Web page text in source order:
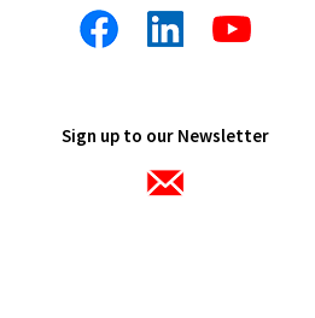
Sign up to our Newsletter